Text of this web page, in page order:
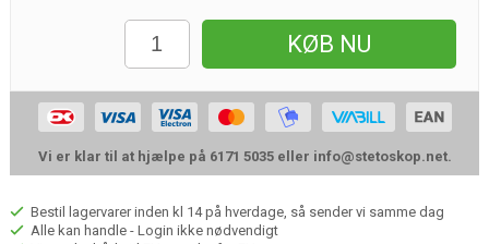
KØB NU
Vi er klar til at hjælpe på 6171 5035 eller info@stetoskop.net.
Bestil lagervarer inden kl 14 på hverdage, så sender vi samme dag
Alle kan handle - Login ikke nødvendigt